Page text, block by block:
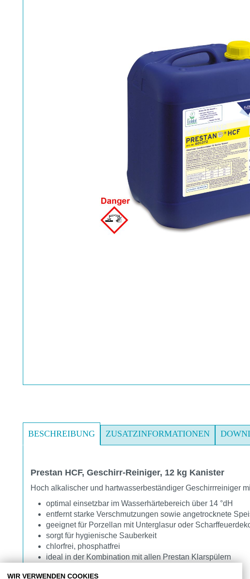
BESCHREIBUNG ZUSATZINFORMATIONEN
Prestan HCF, Geschirr-Reiniger, 12 kg Kanister
Hoch alkalischer und hartwasserbeständiger Geschirrreiniger
optimal einsetzbar im Wasserhärtebereich über 14 °dH
entfernt starke Verschmutzungen sowie angetrocknete
geeignet für Porzellan mit Unterglasur oder
sorgt für hygienische Sauberkeit
chlorfrei, phosphatfrei
ideal in der Kombination mit allen Prestan Klarspülern
Gefahrenhinweis:
WIR VERWENDEN COOKIES